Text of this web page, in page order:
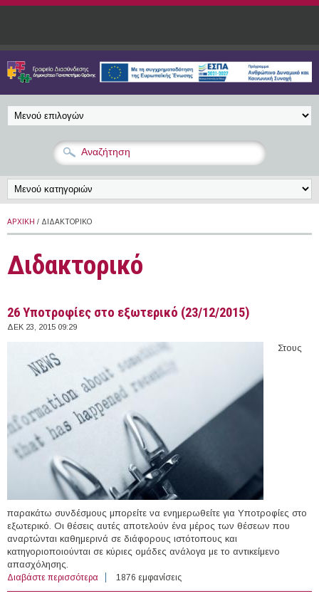
Παράκαμψη προς το κυρίως περιεχόμενο
ΑΡΧΙΚΉ / ΔΙΔΑΚΤΟΡΙΚΌ
Διδακτορικό
26 Υποτροφίες στο εξωτερικό (23/12/2015)
ΔΕΚ 23, 2015 09:29
Στους
παρακάτω συνδέσμους μπορείτε να ενημερωθείτε για Υποτροφίες στο
εξωτερικό. Οι θέσεις αυτές αποτελούν ένα μέρος των θέσεων που
αναρτώνται καθημερινά σε διάφορους ιστότοπους και
κατηγοριοποιούνται σε κύριες ομάδες ανάλογα με το αντικείμενο
απασχόλησης.
Διαβάστε περισσότερα για 26 Υποτροφίες στο εξωτερικό (23/12/2015)
1876 εμφανίσεις